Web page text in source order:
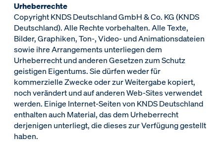
Urheberrechte
Copyright KNDS Deutschland GmbH & Co. KG (KNDS
Deutschland). Alle Rechte vorbehalten. Alle Texte,
Bilder, Graphiken, Ton-, Video- und Animationsdateien
sowie ihre Arrangements unterliegen dem
Urheberrecht und anderen Gesetzen zum Schutz
geistigen Eigentums. Sie dürfen weder für
kommerzielle Zwecke oder zur Weitergabe kopiert,
noch verändert und auf anderen Web-Sites verwendet
werden. Einige Internet-Seiten von KNDS Deutschland
enthalten auch Material, das dem Urheberrecht
derjenigen unterliegt, die dieses zur Verfügung gestellt
haben.